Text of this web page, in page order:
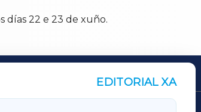
días 22 e 23 de xuño.
EDITORIAL XA